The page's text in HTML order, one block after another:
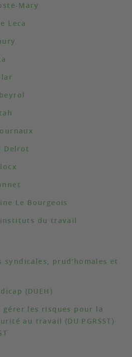
Mary
Leca
Delrot
Le Bourgeois
instituts du travail
syndicales, prud'homales et
(DUEH)
gérer les risques pour la
au travail (DU PGRSST)